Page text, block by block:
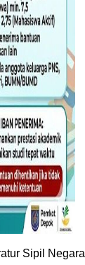
Sipil Negara